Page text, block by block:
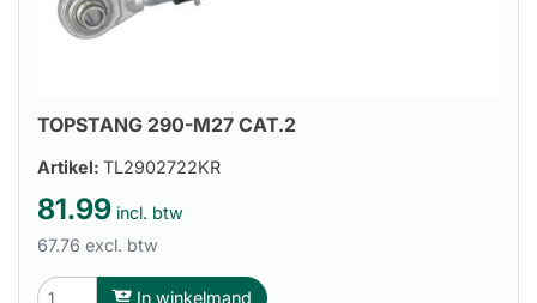
TOPSTANG 290-M27 CAT.2
Artikel: TL2902722KR
81.99 incl. btw
67.76 excl. btw
In winkelmand